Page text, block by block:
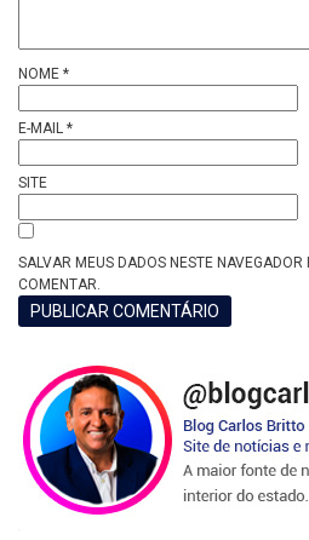
NOME *
E-MAIL *
SITE
SALVAR MEUS DADOS NESTE
COMENTAR.